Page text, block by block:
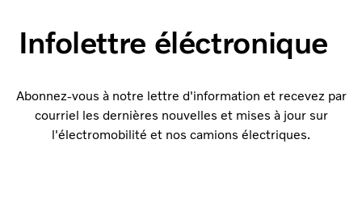
Infolettre éléctronique
Abonnez-vous à notre lettre d'information et recevez par
courriel les dernières nouvelles et mises à jour sur
l'électromobilité et nos camions électriques.